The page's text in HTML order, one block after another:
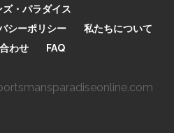
ズ・パラダイス
シーポリシー
私たちについて
わせ
FAQ